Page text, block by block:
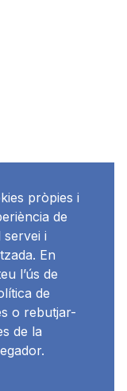
pròpies i
de
servei i
En
l’ús de
de
o rebutjar-
de la